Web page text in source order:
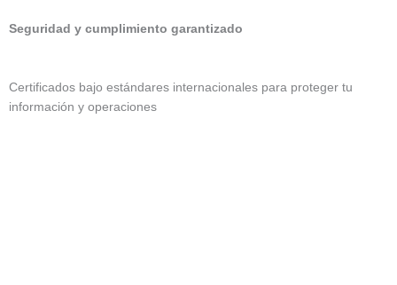
Seguridad y cumplimiento garantizado
Certificados bajo estándares internacionales para proteger tu
información y operaciones